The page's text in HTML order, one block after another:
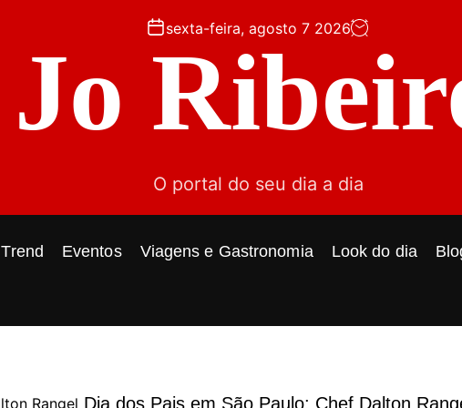
sexta-feira, agosto 7 2026
Jo
O portal do seu dia a dia
Trend Eventos Viagens e Gastronomia Look do dia
Dia dos Pais em São Paulo: Chef Dalton